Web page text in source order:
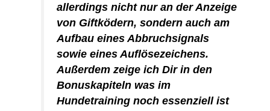
allerdings nicht nur an der Anzeige
von Giftködern, sondern auch am
Aufbau eines Abbruchsignals
sowie eines Auflösezeichens.
Außerdem zeige ich Dir in den
Bonuskapiteln was im
Hundetraining noch essenziell ist